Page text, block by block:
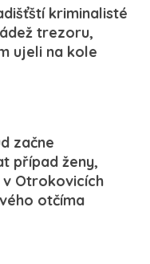
kriminalisté
trezoru,
ujeli na kole
začne
případ ženy,
Otrokovicích
otčíma